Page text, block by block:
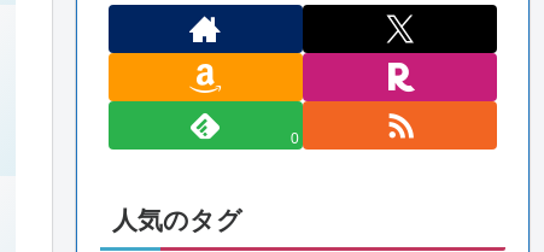
0
人気のタグ